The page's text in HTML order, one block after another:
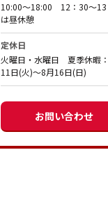
10:00～18:00 12：30～13
は昼休憩
定休日
火曜日・水曜日 夏季休暇
11日(火)～8月16日(日)
お問い合わせ